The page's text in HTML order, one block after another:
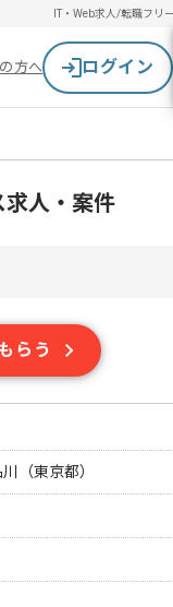
IT・Web求人/転職フリ
方へ ログイン
求人・案件
らう
（東京都）